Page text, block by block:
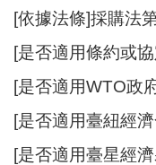
常
見
題
桃
園
[依據法條]採購法
[是否適用條約或
[是否適用WTO政
[是否適用臺紐經
[是否適用臺星經